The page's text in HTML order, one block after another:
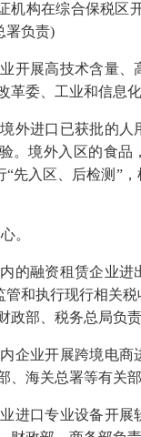
机构在综合保税区
署负责)
开展高技术含量
革委、工业和信息
外进口已获批的
。境外入区的食品
先入区、后检测”，
。
的融资租赁企业
和执行现行相关
政部、税务总局负
企业开展跨境电
、海关总署等有关
进口专业设备开展